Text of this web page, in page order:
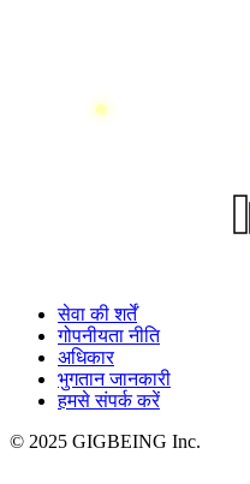
सेवा की शर्तें
गोपनीयता नीति
अधिकार
भुगतान जानकारी
हमसे संपर्क करें
© 2025 GIGBEING Inc.